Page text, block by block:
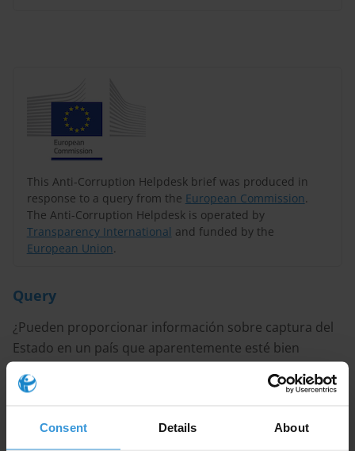
Consent Details About
This Anti-Corruption Helpdesk brief was produced in
response to a query from the European Commission.
The Anti-Corruption Helpdesk is operated by
Transparency International and funded by the
European Union.
Query
¿Pueden proporcionar información sobre captura del
Estado en un país que aparentemente esté bien
¿Qué se puede hacer para comprender más
oriente en la dirección correcta?